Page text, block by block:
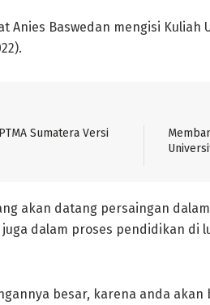
Anies Baswedan mengisi Kuliah
Sumatera Versi
akan datang persaingan
dalam proses pendidikan di
besar, karena anda